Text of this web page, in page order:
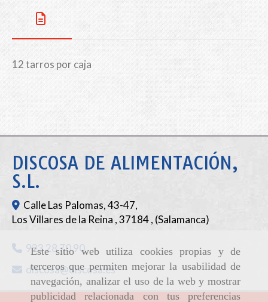
Este sitio web utiliza cookies propias y de
terceros que permiten mejorar la usabilidad de
navegación, analizar el uso de la web y mostrar
publicidad relacionada con tus preferencias
12 tarros por caja
DISCOSA DE ALIMENTACIÓN,
S.L.
Calle Las Palomas, 43-47,
Los Villares de la Reina ,37184, (Salamanca)
923 28 70 90
discosa
discosa.es